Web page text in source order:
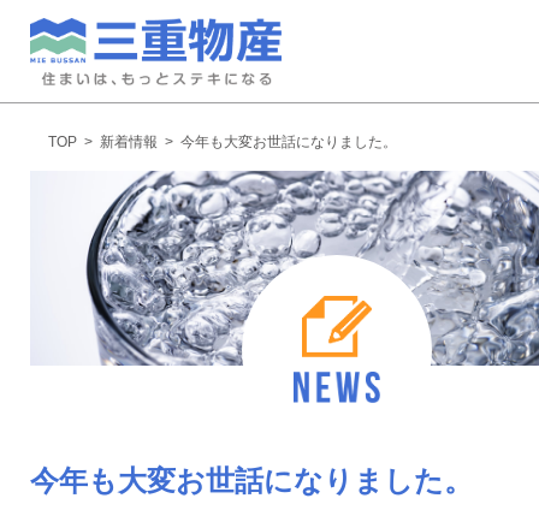
TOP > 新着情報 > 今年も大変お世話になりました。
今年も大変お世話になりました。